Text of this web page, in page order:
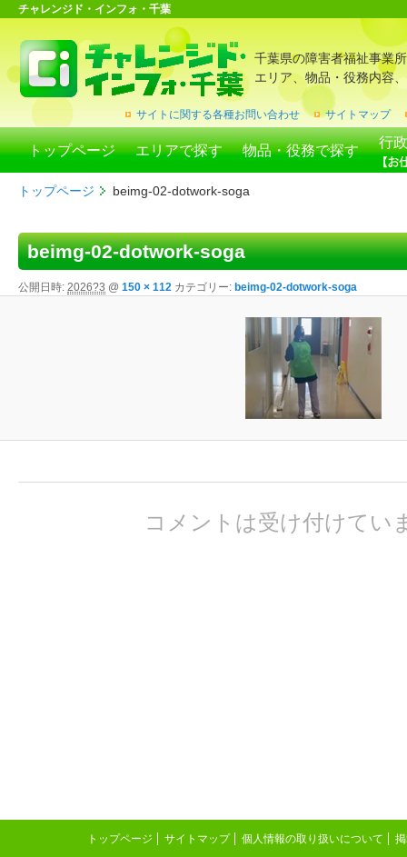
チャレンジド・インフォ・千葉
千葉県の障害者福祉事業
エリア、物品・役務内容
サイトに関する各種お問い合わせ サイトマップ
トップページ エリアで探す 物品・役務で探す
行
トップページ beimg-02-dotwork-soga
beimg-02-dotwork-soga
公開日時: 2026?3 @ 150 × 112 カテゴリー: beimg-02-dotwork-soga
コメントは受け付けてい
トップページ サイトマップ 個人情報の取り扱いについて